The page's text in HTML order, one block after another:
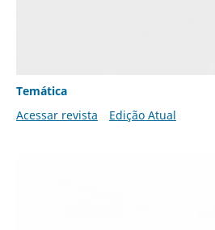
Temática
Acessar revista
Edição Atual